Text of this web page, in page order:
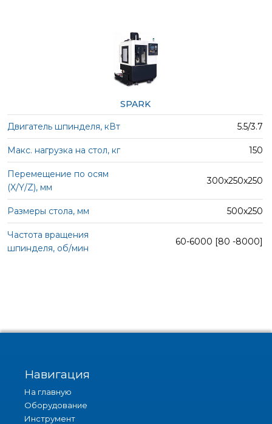
SPARK
5.5/3.7
150
300х250х250
500х250
60-6000 [80 -8000]
Навигация
На главную
Оборудование
Инструмент